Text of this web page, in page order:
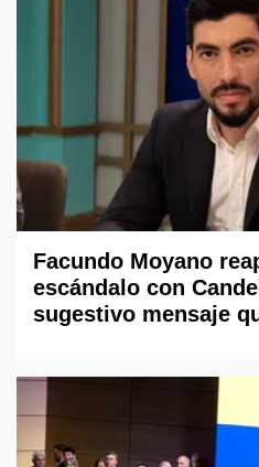
Facundo Moyano
escándalo con
sugestivo mensaje